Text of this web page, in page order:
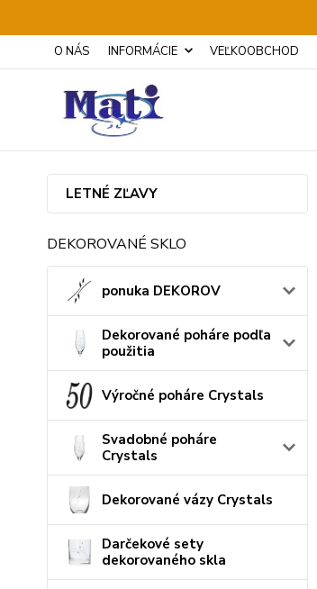
O NÁS INFORMÁCIE VEĽKOOBCHOD
LETNÉ ZĽAVY
DEKOROVANÉ SKLO
ponuka DEKOROV
Dekorované poháre podľa
použitia
Výročné poháre Crystals
Svadobné poháre
Crystals
Dekorované vázy Crystals
Darčekové sety
dekorovaného skla